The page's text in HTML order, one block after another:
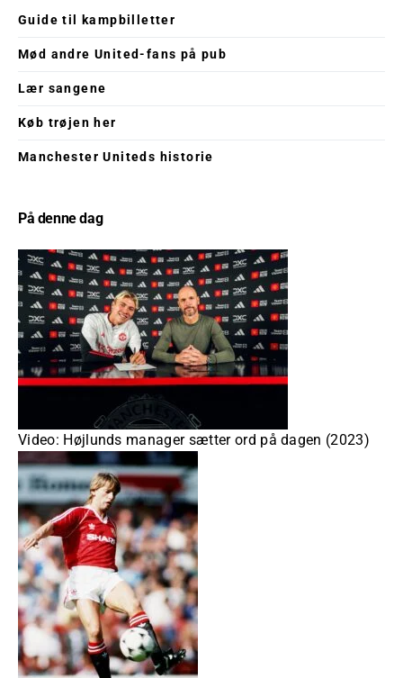
Guide til kampbilletter
Mød andre United-fans på pub
Lær sangene
Køb trøjen her
Manchester Uniteds historie
På denne dag
Video: Højlunds manager sætter ord på dagen (2023)